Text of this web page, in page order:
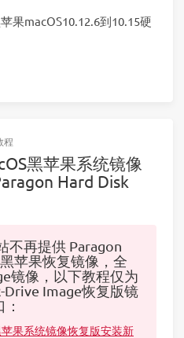
果macOS10.12.6到10.15硬
程
黑苹果系统镜像
Hard Disk
不再提供 Paragon
苹果恢复镜像，全
镜像，以下教程仅为
Drive Image恢复版镜
苹果系统镜像恢复版安装新